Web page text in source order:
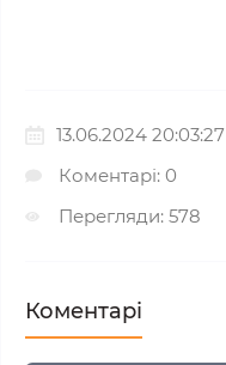
13.06.2024 20:03:27
Коментарі: 0
Перегляди: 578
Коментарі